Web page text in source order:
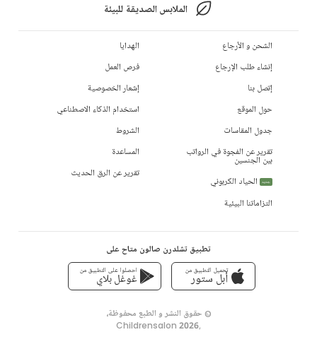
الملابس الصديقة للبيئة
الشحن و الأرجاع
إنشاء طلب الإرجاع
إتصل بنا
حول الموقع
جدول المقاسات
تقرير عن الفجوة في الرواتب
بين الجنسين
جديد
الحياد الكربوني
التزاماتنا البيئية
الهدايا
فرص العمل
إشعار الخصوصية
استخدام الذكاء الاصطناعي
الشروط
المساعدة
تقرير عن الرق الحديث
تطبيق تشلدرن صالون متاح على
تحميل التطبيق من
أبل ستور
احصلوا على التطبيق من
غوغل بلاي
© حقوق النشر و الطبع محفوظة،
,
Childrensalon 2026